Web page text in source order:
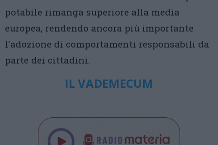
potabile rimanga superiore alla media
europea, rendendo ancora più importante
l’adozione di comportamenti responsabili da
parte dei cittadini.
IL VADEMECUM